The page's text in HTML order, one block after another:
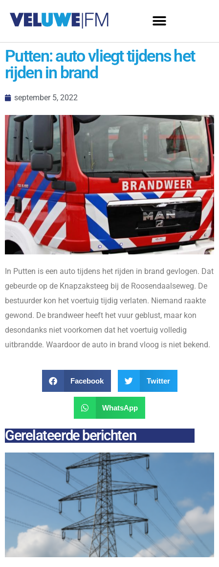
Putten: auto vliegt tijdens het
rijden in brand
september 5, 2022
In Putten is een auto tijdens het rijden in brand gevlogen. Dat
gebeurde op de Knapzaksteeg bij de Roosendaalseweg. De
bestuurder kon het voertuig tijdig verlaten. Niemand raakte
gewond. De brandweer heeft het vuur geblust, maar kon
desondanks niet voorkomen dat het voertuig volledig
uitbrandde. Waardoor de auto in brand vloog is niet bekend.
Facebook Twitter
WhatsApp
Gerelateerde berichten